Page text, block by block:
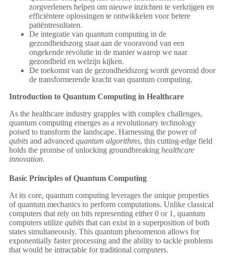
zorgverleners helpen om nieuwe inzichten te verkrijgen en
efficiëntere oplossingen te ontwikkelen voor betere
patiëntresultaten.
De integratie van quantum computing in de
gezondheidszorg staat aan de vooravond van een
ongekende revolutie in de manier waarop we naar
gezondheid en welzijn kijken.
De toekomst van de gezondheidszorg wordt gevormd door
de transformerende kracht van quantum computing.
Introduction to Quantum Computing in Healthcare
As the healthcare industry grapples with complex challenges,
quantum computing emerges as a revolutionary technology
poised to transform the landscape. Harnessing the power of
qubits and advanced quantum algorithms, this cutting-edge field
holds the promise of unlocking groundbreaking healthcare
innovation.
Basic Principles of Quantum Computing
At its core, quantum computing leverages the unique properties
of quantum mechanics to perform computations. Unlike classical
computers that rely on bits representing either 0 or 1, quantum
computers utilize qubits that can exist in a superposition of both
states simultaneously. This quantum phenomenon allows for
exponentially faster processing and the ability to tackle problems
that would be intractable for traditional computers.